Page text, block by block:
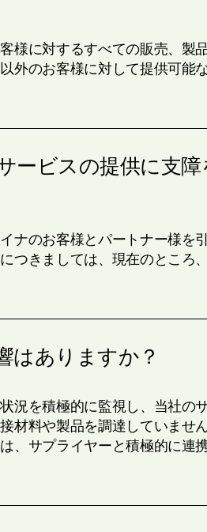
様に対するすべての販売、製
外のお客様に対して提供可能
ービスの提供に支
ナのお客様とパートナー様を
つきましては、現在のところ
はありますか？
況を積極的に監視し、当社の
材料や製品を調達していませ
、サプライヤーと積極的に連